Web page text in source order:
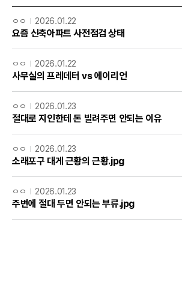
ㅇㅇ 2026.01.22
요즘 신축아파트 사전점검 상태
ㅇㅇ 2026.01.22
사무실의 프레데터 vs 에이리언
ㅇㅇ 2026.01.23
절대로 지인한테 돈 빌려주면 안되는 이유
ㅇㅇ 2026.01.23
소래포구 대게 근황의 근황.jpg
ㅇㅇ 2026.01.23
주변에 절대 두면 안되는 부류.jpg